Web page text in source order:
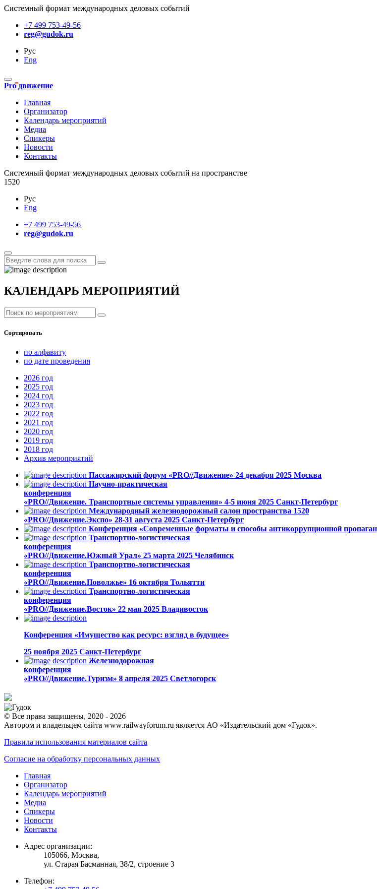
Системный формат международных деловых событий
+7 499 753-49-56
reg@gudok.ru
Рус
Eng
Pro движение
Главная
Организатор
Календарь мероприятий
Медиа
Спикеры
Новости
Контакты
Cистемный формат международных деловых событий на пространстве
1520
Рус
Eng
+7 499 753-49-56
reg@gudok.ru
КАЛЕНДАРЬ МЕРОПРИЯТИЙ
Сортировать
по алфавиту
по дате проведения
2026 год
2025 год
2024 год
2023 год
2022 год
2021 год
2020 год
2019 год
2018 год
Архив мероприятий
Пассажирский форум «PRO//Движение» 24 декабря 2025 Москва
Научно-практическая
конференция
«PRO//Движение. Транспортные системы управления» 4-5 июня 2025 Санкт-Петербург
Международный железнодорожный салон пространства 1520
«PRO//Движение.Экспо» 28-31 августа 2025 Санкт-Петербург
Конференция «Современные форматы и способы антикоррупционной
Транспортно-логистическая
конференция
«PRO//Движение.Южный Урал» 25 марта 2025 Челябинск
Транспортно-логистическая
конференция
«PRO//Движение.Поволжье» 16 октября Тольятти
Транспортно-логистическая
конференция
«PRO//Движение.Восток» 22 мая 2025 Владивосток
Конференция «Имущество как ресурс: взгляд в будущее»
25 ноября 2025 Санкт-Петербург
Железнодорожная
конференция
«PRO//Движение.Туризм» 8 апреля 2025 Светлогорск
© Все права защищены, 2020 - 2026
Автором и владельцем сайта www.railwayforum.ru является АО «Издательский дом «Гудок».
Правила использования материалов сайта
Согласие на обработку персональных данных
Главная
Организатор
Календарь мероприятий
Медиа
Спикеры
Новости
Контакты
Адрес организации:
105066, Москва,
ул. Старая Басманная, 38/2, строение 3
Телефон: